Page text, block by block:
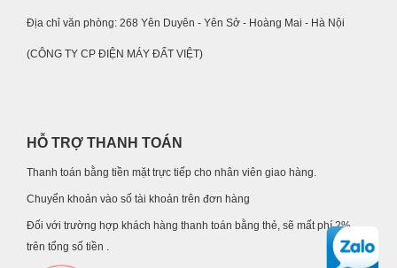
Địa chỉ văn phòng: 268 Yên Duyên - Yên Sở - Hoàng Mai - Hà Nội
(CÔNG TY CP ĐIỆN MÁY ĐẤT VIỆT)
HỖ TRỢ THANH TOÁN
Thanh toán bằng tiền mặt trực tiếp cho nhân viên giao hàng.
Chuyển khoản vào số tài khoản trên đơn hàng
Đối với trường hợp khách hàng thanh toán bằng thẻ, sẽ mất phí 2%
trên tổng số tiền .